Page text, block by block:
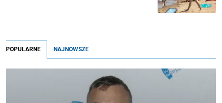
POPULARNE NAJNOWSZE